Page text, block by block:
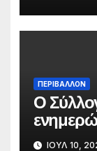
ΠΕΡΙΒΑΛΛΟΝ
Ο
ΙΟΎΛ 10,